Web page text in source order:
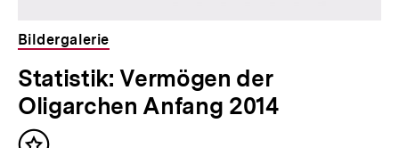
Bildergalerie
Statistik: Vermögen der
Oligarchen Anfang 2014